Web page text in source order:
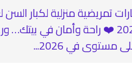
2027 ❤️‍ راحة وأمان في بيتك…
مستوى في 2026...